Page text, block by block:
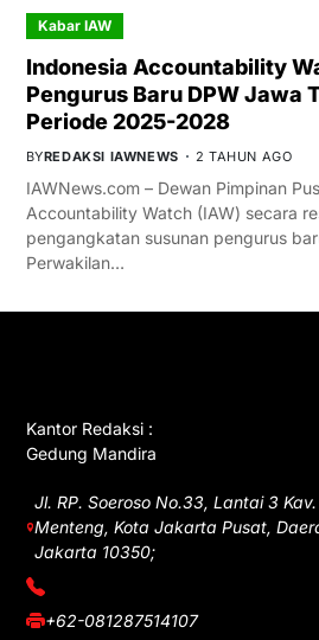
Kabar IAW
Indonesia Accountability
Pengurus Baru DPW Jawa
Periode 2025-2028
BYREDAKSI IAWNEWS 2 TAHUN AGO
IAWNews.com – Dewan Pimpinan
Accountability Watch (IAW) secara
pengangkatan susunan pengurus
Perwakilan…
Kantor Redaksi :
Gedung Mandira
Jl. RP. Soeroso No.33, Lantai 3
Menteng, Kota Jakarta Pusat,
Jakarta 10350;
(021) 3908026
+62-081287514107